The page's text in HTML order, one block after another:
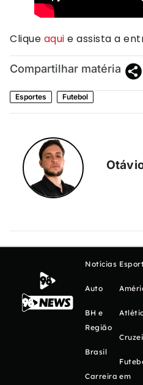
Clique aqui e assista a
Compartilhar matéria
Esportes Futebol
Notícias
Auto
BH e
Região
Brasil
Carreira em